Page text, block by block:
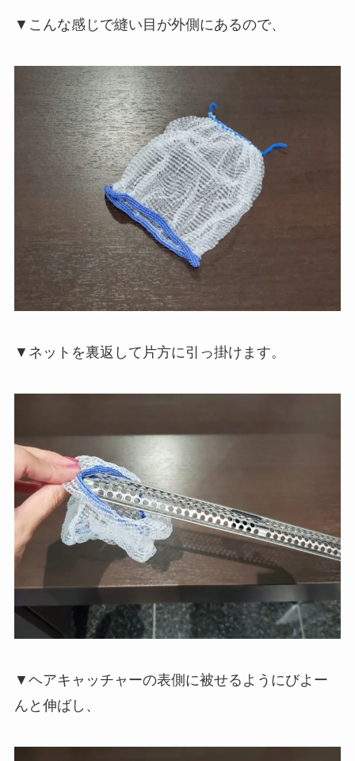
▼こんな感じで縫い目が外側にあるので、
▼ネットを裏返して片方に引っ掛けます。
▼ヘアキャッチャーの表側に被せるようにびよー
んと伸ばし、